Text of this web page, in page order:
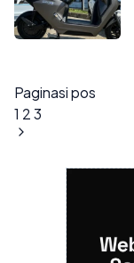
Paginasi pos
1 23